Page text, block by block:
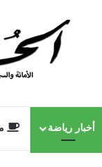
أخبار رياضة